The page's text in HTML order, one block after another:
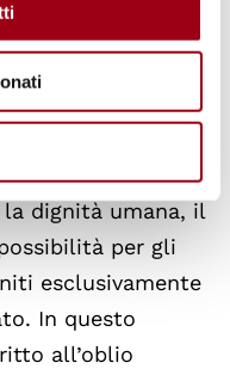
conservazione
può entrare in
dignità umana, il
per gli
esclusivamente
In questo
all’oblio